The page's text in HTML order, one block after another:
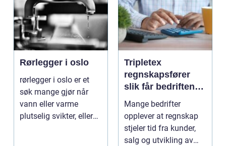
Rørlegger i oslo
rørlegger i oslo er et
søk mange gjør når
vann eller varme
plutselig svikter, eller
Tripletex
regnskapsfører
slik får bedriften
mer ut av
regnskapet
Mange bedrifter
opplever at regnskap
stjeler tid fra kunder,
salg og utvikling av